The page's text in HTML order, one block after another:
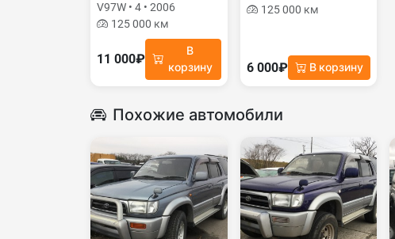
V97W • 4 • 2006
125 000 км
11 000₽
В
корзину
125 000 км
6 000₽ В корзину
Похожие автомобили